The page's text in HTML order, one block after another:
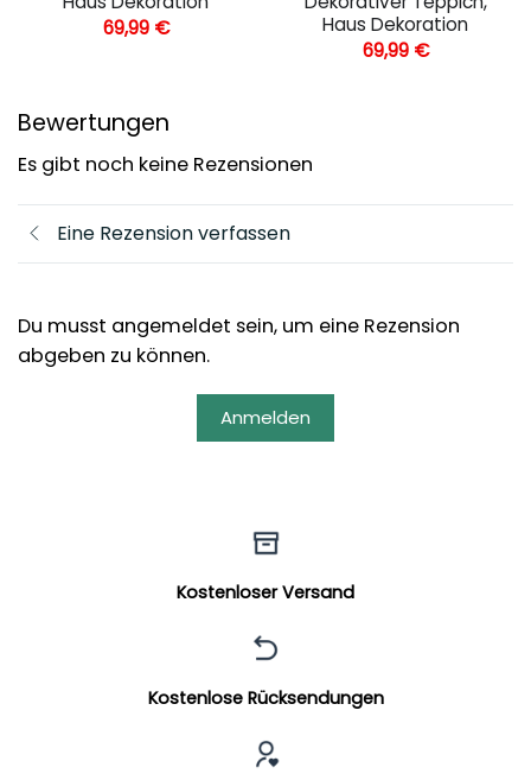
69,99 €
Haus Dekoration
69,99 €
Bewertungen
Es gibt noch keine Rezensionen
Eine Rezension verfassen
Du musst angemeldet sein, um eine Rezension
abgeben zu können.
Anmelden
Kostenloser Versand
Kostenlose Rücksendungen